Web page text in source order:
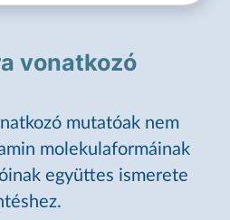
vonatkozó
mutatóak nem
molekulaformáinak
együttes ismerete